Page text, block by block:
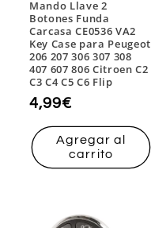
Mando Llave 2
Botones Funda
Carcasa CE0536 VA2
Key Case para Peugeot
206 207 306 307 308
407 607 806 Citroen C2
C3 C4 C5 C6 Flip
Precio
habitual
4,99€
Agregar al
carrito